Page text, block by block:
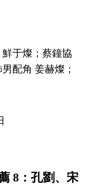
于燦；蔡鐘協
配角 姜赫燦；
8：孔劉、宋